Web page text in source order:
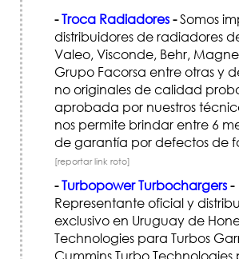
-Troca Radiadores-Somos
distribuidores de radiadores
Valeo, Visconde, Behr,
Grupo Facorsa entre otras y
no originales de calidad
aprobada por nuestros
nos permite brindar entre 6
de garantía por defectos de
[reportar link roto]
-Turbopower Turbochargers-
Representante oficial y
exclusivo en Uruguay de
Technologies para Turbos
Cummins Turbo Technologies